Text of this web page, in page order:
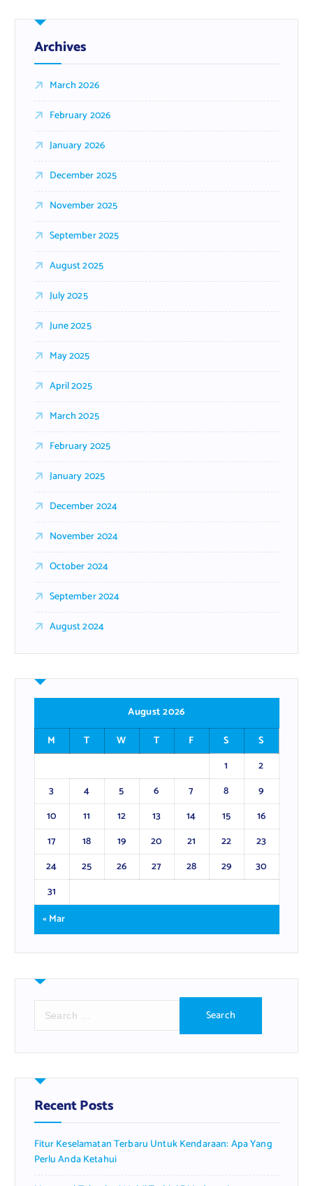
Archives
March 2026
February 2026
January 2026
December 2025
November 2025
September 2025
August 2025
July 2025
June 2025
May 2025
April 2025
March 2025
February 2025
January 2025
December 2024
November 2024
October 2024
September 2024
August 2024
August 2026
M
T W T F S
S
1
2
3
4 5 6 7 8
9
10
11 12 13 14 15
16
17
18 19 20 21 22
23
24
25 26 27 28 29
30
31
« Mar
r
h
f
o
:
Recent Posts
Fitur Keselamatan Terbaru Untuk Kendaraan: Apa Yang
Perlu Anda Ketahui